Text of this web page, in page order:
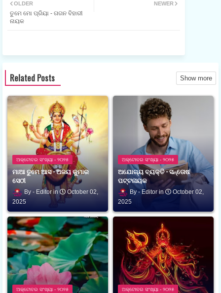
NEWER
OLDER
ତୁମେ ମୋ ପ୍ରିୟା - ଗଗନ ବିହାରୀ
ନାୟକ
Related Posts Show more
ଅକ୍ଟୋବର ସଂଖ୍ୟା - ୨୦୨୫
ମାଆ ତୁମେ ଆସ - ଅଜୟ କୁମାର
ସେଠୀ
Editor
October 02,
2025
ଅକ୍ଟୋବର ସଂଖ୍ୟା - ୨୦୨୫
ଅଯୋଗ୍ୟ ବ୍ୟକ୍ତି - ସନ୍ତୋଷ
ପଟ୍ଟନାୟକ
Editor
October 02,
2025
ଅକ୍ଟୋବର ସଂଖ୍ୟା - ୨୦୨୫ ଅକ୍ଟୋବର ସଂଖ୍ୟା - ୨୦୨୫